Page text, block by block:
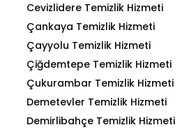
Cevizlidere Temizlik Hizmeti
Çankaya Temizlik Hizmeti
Çayyolu Temizlik Hizmeti
Çiğdemtepe Temizlik Hizmeti
Çukurambar Temizlik Hizmeti
Demetevler Temizlik Hizmeti
Demirlibahçe Temizlik Hizmeti